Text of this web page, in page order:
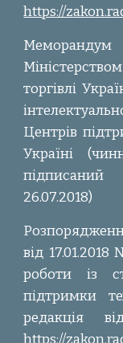
https://
торгівлі
Центрів
Україні
підписаний
26.07.2018)
від
роботи із
підтримки
редакція
https://